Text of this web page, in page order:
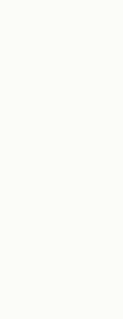
Diese
verpflichtet
Ihre
This
ideal for
attractions. We
ensure you
Interessiert
deren